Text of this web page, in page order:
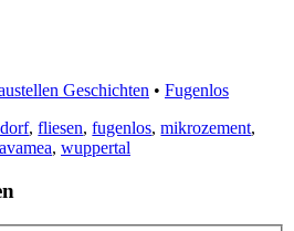
Geschichten • Fugenlos
,fliesen,fugenlos,mikrozement,
, wuppertal